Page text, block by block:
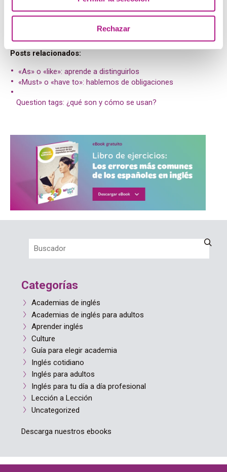
Rechazar
1 for 2 for 3 since 4 since 5 for 6 for 7 since 8 for 9
for 10 since
Posts relacionados:
«As» o «like»: aprende a distinguirlos
«Must» o «have to»: hablemos de obligaciones
Question tags: ¿qué son y cómo se usan?
Categorías
Academias de inglés
Academias de inglés para adultos
Aprender inglés
Culture
Guía para elegir academia
Inglés cotidiano
Inglés para adultos
Inglés para tu día a día profesional
Lección a Lección
Uncategorized
Descarga nuestros ebooks